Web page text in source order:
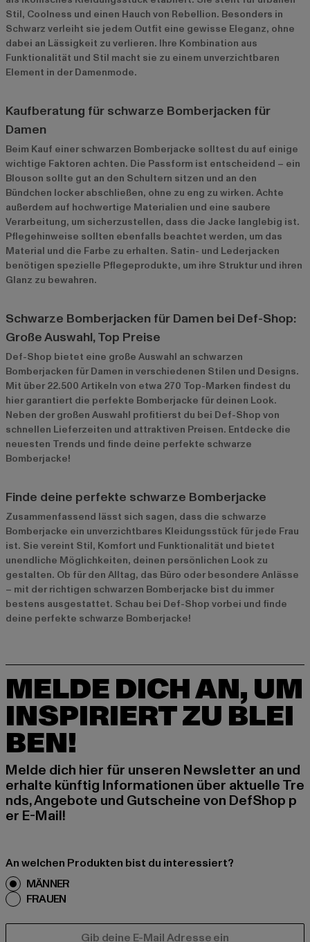
Stil, Coolness und einen Hauch von Rebellion. Besonders in
Schwarz verleiht sie jedem Outfit eine gewisse Eleganz, ohne
dabei an Lässigkeit zu verlieren. Ihre Kombination aus
Funktionalität und Stil macht sie zu einem unverzichtbaren
Element in der Damenmode.
Kaufberatung für schwarze Bomberjacken für
Damen
Beim Kauf einer schwarzen Bomberjacke solltest du auf einige
wichtige Faktoren achten. Die Passform ist entscheidend – ein
Blouson sollte gut an den Schultern sitzen und an den
Bündchen locker abschließen, ohne zu eng zu wirken. Achte
außerdem auf hochwertige Materialien und eine saubere
Verarbeitung, um sicherzustellen, dass die Jacke langlebig ist.
Pflegehinweise sollten ebenfalls beachtet werden, um das
Material und die Farbe zu erhalten. Satin- und Lederjacken
benötigen spezielle Pflegeprodukte, um ihre Struktur und ihren
Glanz zu bewahren.
Schwarze Bomberjacken für Damen bei Def-Shop:
Große Auswahl, Top Preise
Def-Shop bietet eine große Auswahl an schwarzen
Bomberjacken für Damen in verschiedenen Stilen und Designs.
Mit über 22.500 Artikeln von etwa 270 Top-Marken findest du
hier garantiert die perfekte Bomberjacke für deinen Look.
Neben der großen Auswahl profitierst du bei Def-Shop von
schnellen Lieferzeiten und attraktiven Preisen. Entdecke die
neuesten Trends und finde deine perfekte schwarze
Bomberjacke!
Finde deine perfekte schwarze Bomberjacke
Zusammenfassend lässt sich sagen, dass die schwarze
Bomberjacke ein unverzichtbares Kleidungsstück für jede Frau
ist. Sie vereint Stil, Komfort und Funktionalität und bietet
unendliche Möglichkeiten, deinen persönlichen Look zu
gestalten. Ob für den Alltag, das Büro oder besondere Anlässe
– mit der richtigen schwarzen Bomberjacke bist du immer
bestens ausgestattet. Schau bei Def-Shop vorbei und finde
deine perfekte schwarze Bomberjacke!
MELDE DICH AN, UM
INSPIRIERT ZU BLEI
BEN!
Melde dich hier für unseren Newsletter an und
erhalte künftig Informationen über aktuelle Tre
nds, Angebote und Gutscheine von DefShop p
er E-Mail!
An welchen Produkten bist du interessiert?
MÄNNER
FRAUEN